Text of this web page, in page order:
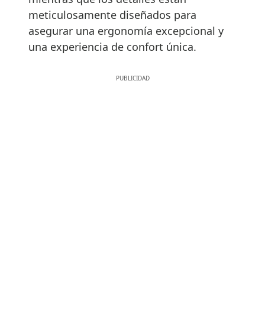
meticulosamente diseñados para
asegurar una ergonomía excepcional y
una experiencia de confort única.